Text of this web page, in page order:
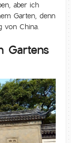
aber ich
Garten, denn
von China.
Gartens